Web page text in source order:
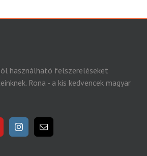
használható felszereléseket
Rona - a kis kedvencek magyar